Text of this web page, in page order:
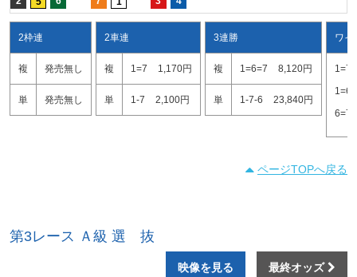
2枠連
複 発売無し
単 発売無し
2車連
複 1=7 1,170円
単 1-7 2,100円
3連勝
複 1=6=7 8,120円
単 1-7-6 23,840円
ワイ
1=7
1=6
6=7
ページTOPへ戻る
第3レース Ａ級 選 抜
映像を見る 最終オッズ